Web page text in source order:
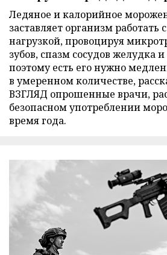
Ледяное и калорийное
заставляет организм
нагрузкой, провоцируя
зубов, спазм сосудов желудка
поэтому есть его нужно
в умеренном количестве,
ВЗГЛЯД опрошенные врачи,
безопасном употреблении
время года.